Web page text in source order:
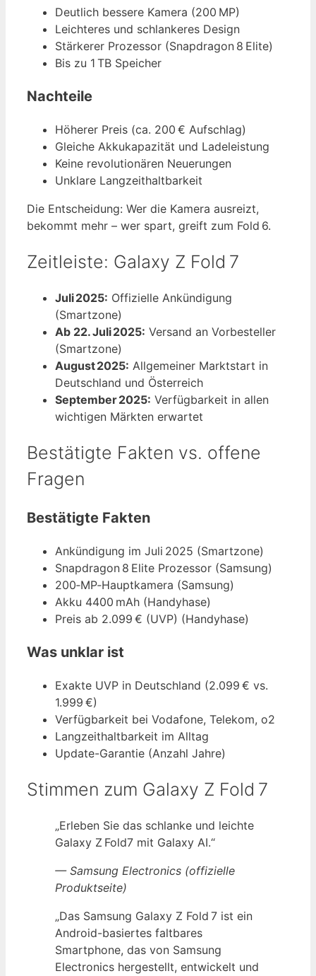
Deutlich bessere Kamera (200 MP)
Leichteres und schlankeres Design
Stärkerer Prozessor (Snapdragon 8 Elite)
Bis zu 1 TB Speicher
Nachteile
Höherer Preis (ca. 200 € Aufschlag)
Gleiche Akkukapazität und Ladeleistung
Keine revolutionären Neuerungen
Unklare Langzeithaltbarkeit
Die Entscheidung: Wer die Kamera ausreizt,
bekommt mehr – wer spart, greift zum Fold 6.
Zeitleiste: Galaxy Z Fold 7
Juli 2025: Offizielle Ankündigung
(Smartzone)
Ab 22. Juli 2025: Versand an Vorbesteller
(Smartzone)
August 2025: Allgemeiner Marktstart in
Deutschland und Österreich
September 2025: Verfügbarkeit in allen
wichtigen Märkten erwartet
Bestätigte Fakten vs. offene
Fragen
Bestätigte Fakten
Ankündigung im Juli 2025 (Smartzone)
Snapdragon 8 Elite Prozessor (Samsung)
200‑MP‑Hauptkamera (Samsung)
Akku 4400 mAh (Handyhase)
Preis ab 2.099 € (UVP) (Handyhase)
Was unklar ist
Exakte UVP in Deutschland (2.099 € vs.
1.999 €)
Verfügbarkeit bei Vodafone, Telekom, o2
Langzeithaltbarkeit im Alltag
Update-Garantie (Anzahl Jahre)
Stimmen zum Galaxy Z Fold 7
„Erleben Sie das schlanke und leichte
Galaxy Z Fold7 mit Galaxy AI.“
— Samsung Electronics (offizielle
Produktseite)
„Das Samsung Galaxy Z Fold 7 ist ein
Android-basiertes faltbares
Smartphone, das von Samsung
Electronics hergestellt, entwickelt und